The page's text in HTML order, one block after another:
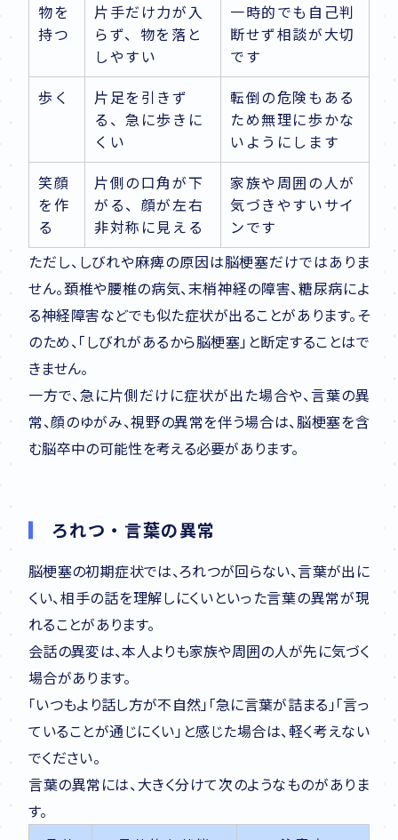
物を
持つ
片手だけ力が入
らず、物を落と
しやすい
一時的でも自己判
断せず相談が大切
です
歩く
片足を引きず
る、急に歩きに
くい
転倒の危険もある
ため無理に歩かな
いようにします
笑顔
を作
る
片側の口角が下
がる、顔が左右
非対称に見える
家族や周囲の人が
気づきやすいサイ
ンです
ただし、しびれや麻痺の原因は脳梗塞だけではありま
せん。頚椎や腰椎の病気、末梢神経の障害、糖尿病によ
る神経障害などでも似た症状が出ることがあります。そ
のため、「しびれがあるから脳梗塞」と断定することはで
きません。
一方で、急に片側だけに症状が出た場合や、言葉の異
常、顔のゆがみ、視野の異常を伴う場合は、脳梗塞を含
む脳卒中の可能性を考える必要があります。
ろれつ・言葉の異常
脳梗塞の初期症状では、ろれつが回らない、言葉が出に
くい、相手の話を理解しにくいといった言葉の異常が現
れることがあります。
会話の異変は、本人よりも家族や周囲の人が先に気づく
場合があります。
「いつもより話し方が不自然」「急に言葉が詰まる」「言っ
ていることが通じにくい」と感じた場合は、軽く考えない
でください。
言葉の異常には、大きく分けて次のようなものがありま
す。